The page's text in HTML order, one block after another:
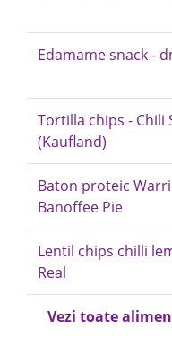
Edamame snack -
Tortilla chips - Chili
(Kaufland)
Baton proteic
Banoffee Pie
Lentil chips chilli
Real
Vezi toate